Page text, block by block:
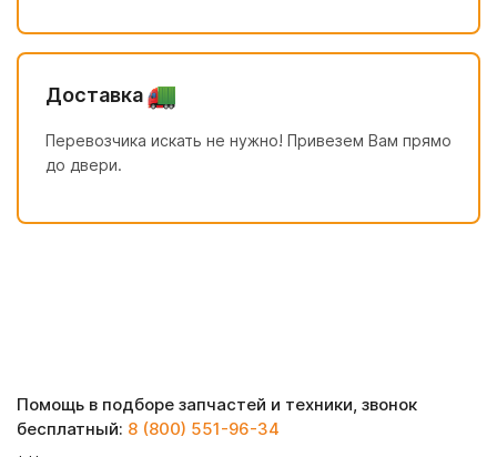
Доставка
Перевозчика искать не нужно! Привезем Вам прямо
до двери.
Помощь в подборе запчастей и техники, звонок
бесплатный: 8 (800) 551-96-34